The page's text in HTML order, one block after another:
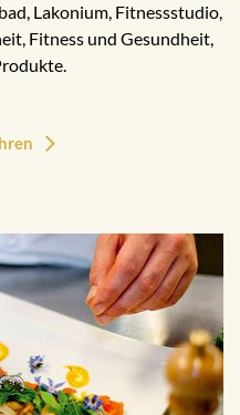
Lakonium, Fitnessstudio,
Fitness und Gesundheit,